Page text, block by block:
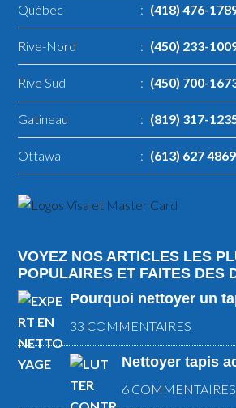
Québec : (418) 476-
Rive-Nord : (450) 233-
Rive Sud : (450) 700-
Gatineau : (819) 317-
Ottawa : (613) 627 4869
VOYEZ NOS ARTICLES LES
POPULAIRES ET FAITES DES
Pourquoi nettoyer un
33 COMMENTAIRES
Nettoyer tapis
6 COMMENTAIRES